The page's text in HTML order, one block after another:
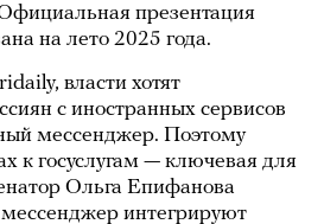
презентация
на лето 2025 года.
власти хотят
с иностранных сервисов
мессенджер. Поэтому
к госуслугам — ключевая для
Ольга Епифанова
мессенджер интегрируют